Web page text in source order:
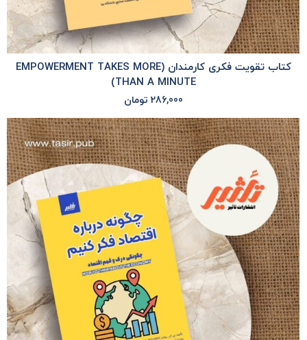
کتاب تقویت فکری کارمندان (EMPOWERMENT TAKES MORE
THAN A MINUTE)
286,000 تومان